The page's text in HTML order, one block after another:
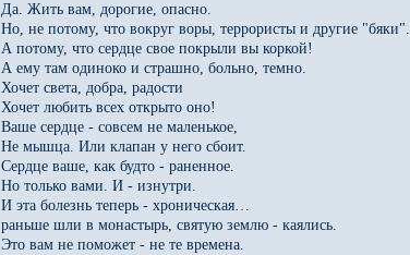
Да. Жить вам, дорогие, опасно.
Но, не потому, что вокруг воры, террористы и другие "бяки".
А потому, что сердце свое покрыли вы коркой!
А ему там одиноко и страшно, больно, темно.
Хочет света, добра, радости
Хочет любить всех открыто оно!
Ваше сердце - совсем не маленькое,
Не мышца. Или клапан у него сбоит.
Сердце ваше, как будто - раненное.
Но только вами. И - изнутри.
И эта болезнь теперь - хроническая…
раньше шли в монастырь, святую землю - каялись.
Это вам не поможет - не те времена.